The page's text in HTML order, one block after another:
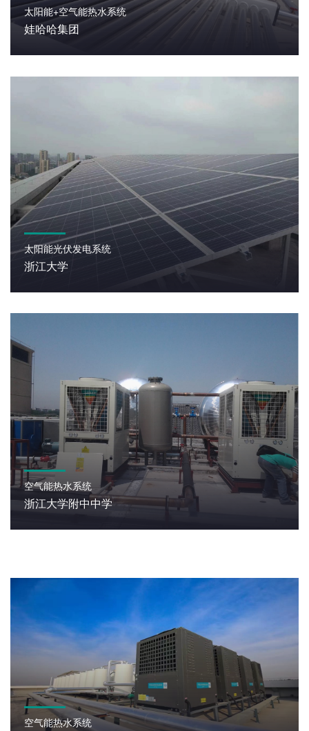
太阳能+空气能热水系统
娃哈哈集团
太阳能光伏发电系统
浙江大学
空气能热水系统
浙江大学附中中学
空气能热水系统